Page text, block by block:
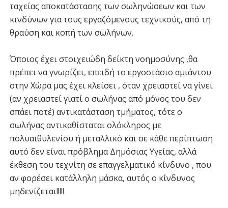
ταχείας αποκατάστασης των σωληνώσεων και των
κινδύνων για τους εργαζόμενους τεχνικούς, από τη
θραύση και κοπή των σωλήνων.
Όποιος έχει στοιχειώδη δείκτη νοημοσύνης ,θα
πρέπει να γνωρίζει, επειδή το εργοστάσιο αμιάντου
στην Χώρα μας έχει κλείσει , όταν χρειαστεί να γίνει
(αν χρειαστεί γιατί ο σωλήνας από μόνος του δεν
σπάει ποτέ) αντικατάσταση τμήματος, τότε ο
σωλήνας αντικαθίσταται ολόκληρος με
πολυαιθυλενίου ή μεταλλικό και σε κάθε περίπτωση
αυτό δεν είναι πρόβλημα Δημόσιας Υγείας, αλλά
έκθεση του τεχνίτη σε επαγγελματικό κίνδυνο , που
αν φορέσει κατάλληλη μάσκα, αυτός ο κίνδυνος
μηδενίζεται!!!!!